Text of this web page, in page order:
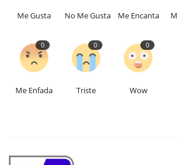
Me Gusta No Me Gusta Me Encanta
0
Me Enfada
0
Triste
0
Wow